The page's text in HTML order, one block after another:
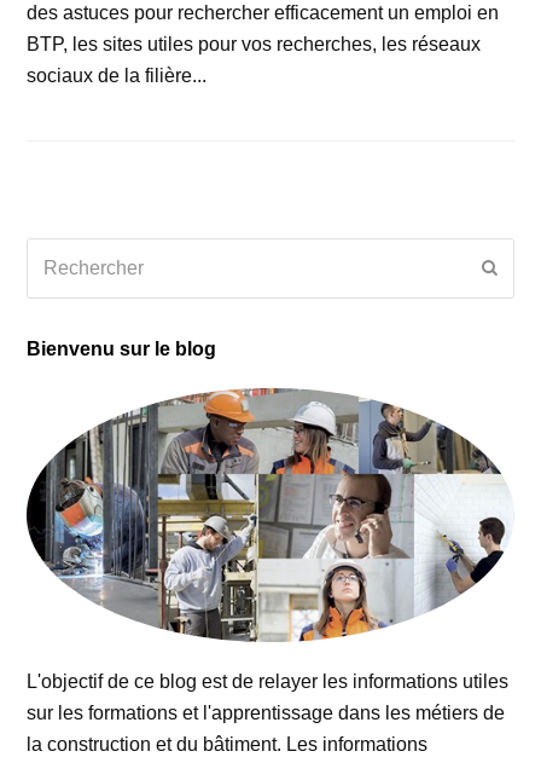
des astuces pour rechercher efficacement un emploi en
BTP, les sites utiles pour vos recherches, les réseaux
sociaux de la filière...
Bienvenu sur le blog
L'objectif de ce blog est de relayer les informations utiles
sur les formations et l'apprentissage dans les métiers de
la construction et du bâtiment. Les informations